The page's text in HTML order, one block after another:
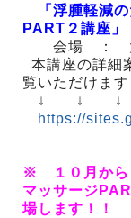
「浮腫軽減の
PART２講座」
会場 ： 大
本講座の詳細
覧いただけます
↓ ↓ ↓
https://
※ １０月から
マッサージ
場します！！